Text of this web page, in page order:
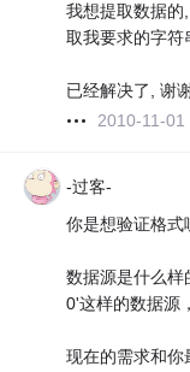
我想提取数据
取我要求的字符
已经解决了, 谢
2010-11-01
-过客-
你是想验证格式
数据源是什么
0'这样的数据源
现在的需求和你